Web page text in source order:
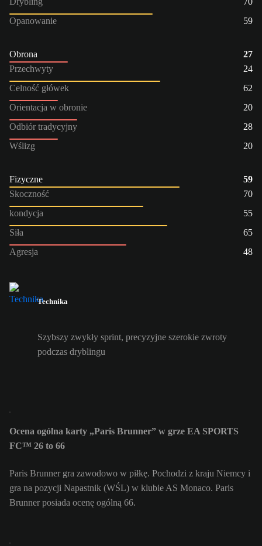
Opanowanie
59
Obrona
27
Przechwyty
24
Celność główek
62
Orientacja w obronie
20
Odbiór tradycyjny
28
Wślizg
20
Fizyczne
59
Skoczność
70
kondycja
55
Siła
65
Agresja
48
Technika
Szybszy zwykły sprint, precyzyjne szerokie zwroty
podczas dryblingu
Ocena ogólna karty „Paris Brunner” w grze EA SPORTS
FC™ 26 to 66
Paris Brunner gra zawodowo w piłkę. Pochodzi z kraju Niemcy i
gra na pozycji Napastnik (WŚL) w klubie AS Monaco. Paris
Brunner posiada ocenę ogólną 66.